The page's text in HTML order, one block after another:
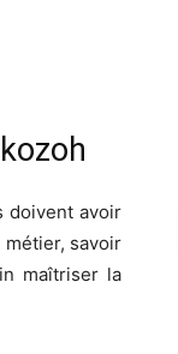
kozoh
doivent avoir
métier, savoir
maîtriser la